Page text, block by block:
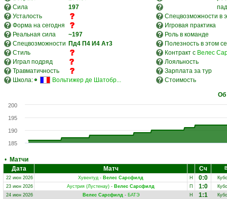
Сила
197
Усталость
Спецвозможности в
Форма на сегодня
Игровая практика
Реальная сила
~197
Роль в команде
Спецвозможности Пд4 П4 И4 Ат3
Полезность в этом
Стиль
Контракт с Велес
Играл подряд
Лояльность
Травматичность
Зарплата за тур
Школа:
Вольтижер де Шатобр... Стоимость
Об
185
190
195
200
• Матчи
Дата
Матч Сч
22 июн 2026
Хувентуд - Велес Сарсфилд Н 0:0
23 июн 2026
Аустрия (Лустенау) - Велес Сарсфилд П 1:0
24 июн 2026
Велес Сарсфилд- БАТЭ Н 1:1